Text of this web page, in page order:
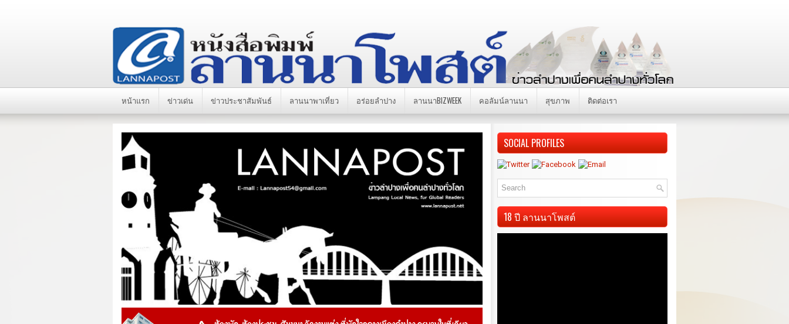
หน้าแรก ข่าวเด่น ข่าวประชาสัมพันธ์ ลานนาพาเที่ยว อร่อยลำปาง ลานนาBIZWEEK คอลัมน์ลานนา สุขภาพ ติดต่อเรา
SOCIAL PROFILES
18 ปี ลานนาโพสต์